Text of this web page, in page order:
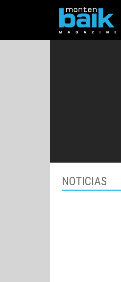
NOTICIAS